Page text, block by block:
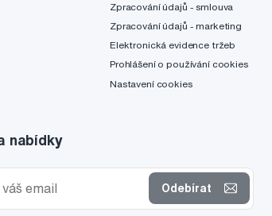
Zpracování údajů - smlouva
Zpracování údajů - marketing
Elektronická evidence tržeb
Prohlášení o používání cookies
Nastavení cookies
nabídky
Odebírat